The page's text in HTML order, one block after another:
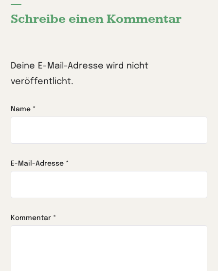
Schreibe einen Kommentar
Deine E-Mail-Adresse wird nicht
veröffentlicht.
Name *
E-Mail-Adresse *
Kommentar *